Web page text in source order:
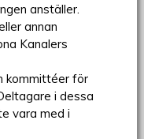
anställer.
annan
Kanalers
kommittéer för
i dessa
vara med i